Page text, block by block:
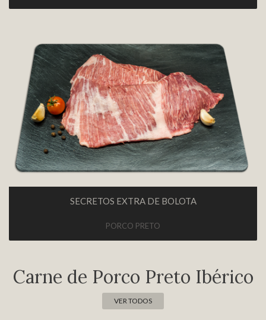
SECRETOS EXTRA DE BOLOTA
PORCO PRETO
Carne de Porco Preto Ibérico
VER TODOS